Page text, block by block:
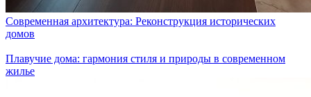
Современная архитектура: Реконструкция исторических
домов
Плавучие дома: гармония стиля и природы в современном
жилье